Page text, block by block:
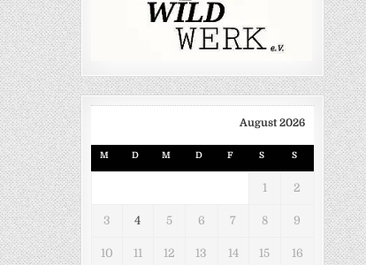
August 2026
M D M D F S S
1 2
3 4 5 6 7 8 9
10 11 12 13 14 15 16